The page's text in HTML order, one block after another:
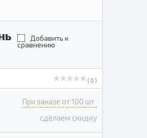
Добавить к
сравнению
( 0 )
При заказе от 100 шт
сделаем скидку